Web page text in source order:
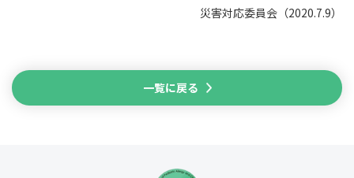
災害対応委員会（2020.7.9）
一覧に戻る